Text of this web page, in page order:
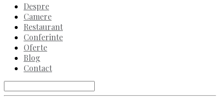
Despre
Camere
Restaurant
Conferinte
Oferte
Blog
Contact